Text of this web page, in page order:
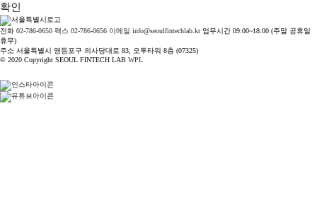
확인
전화 02-786-0650 팩스 02-786-0656 이메일 info@seoulfintechlab.kr 업무시간 09:00~18:00 (주말 공휴일
휴무)
주소 서울특별시 영등포구 의사당대로 83, 오투타워 8층 (07325)
© 2020 Copyright SEOUL FINTECH LAB WPL